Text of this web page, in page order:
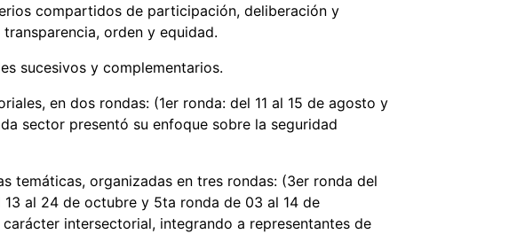
compartidos de participación, deliberación y
orden y equidad.
sucesivos y complementarios.
en dos rondas: (1er ronda: del 11 al 15 de agosto y
sector presentó su enfoque sobre la seguridad
temáticas, organizadas en tres rondas: (3er ronda del
al 24 de octubre y 5ta ronda de 03 al 14 de
intersectorial, integrando a representantes de